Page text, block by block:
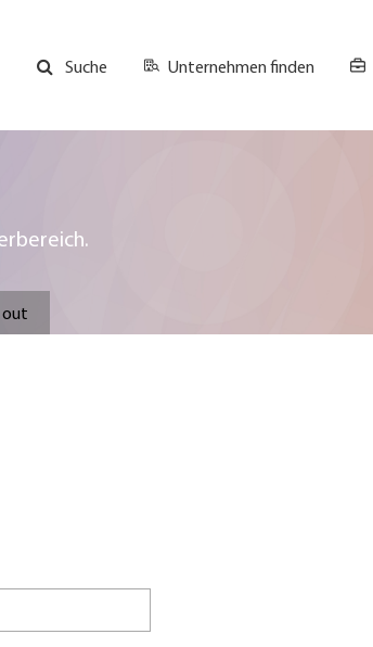
Suche
GH
Unternehmen finden
out